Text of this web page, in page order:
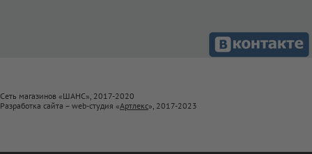
Сеть магазинов «ШАНС», 2017-2020
Разработка сайта – web-студия «Артлекс», 2017-2023